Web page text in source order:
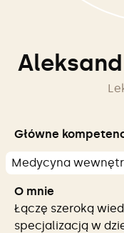
Główne
Medycyna
O mnie
Łączę szeroką
specjalizacją w